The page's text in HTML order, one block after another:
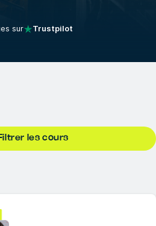
sur Trustpilot
les cours